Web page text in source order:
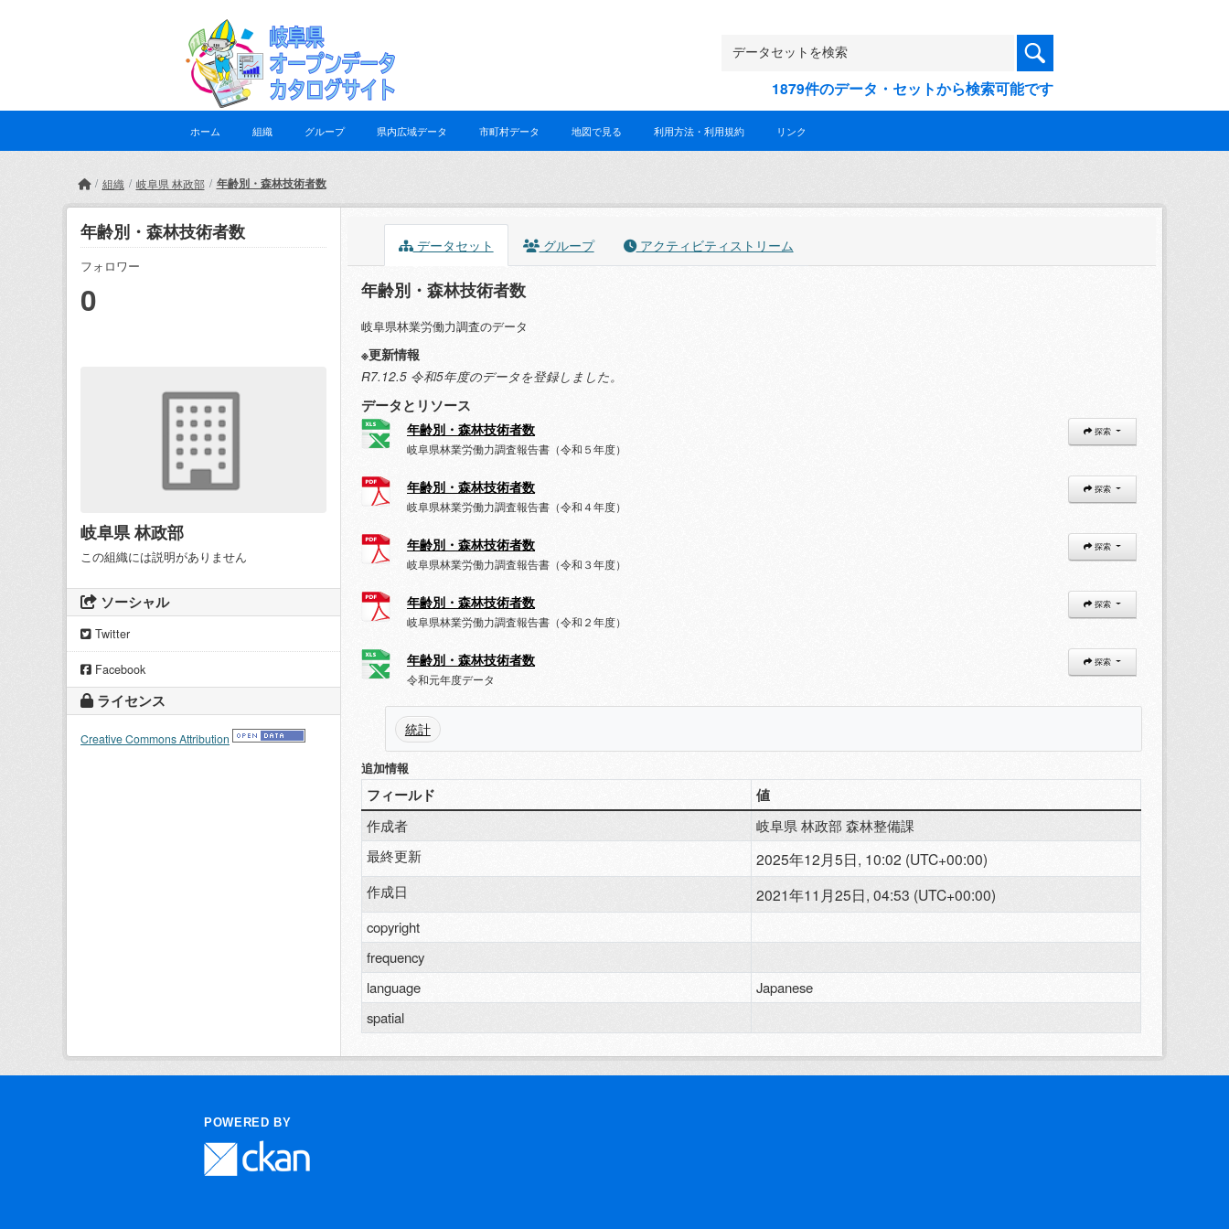
1879件のデータ・セットから検索可能です
ホーム 組織 グループ 県内広域データ 市町村データ 地図で見る 利用方法・利用規約 リンク
組織 岐阜県 林政部 年齢別・森林技術者数
年齢別・森林技術者数
フォロワー
0
岐阜県 林政部
この組織には説明がありません
ソーシャル
Twitter
Facebook
ライセンス
Creative Commons Attribution
データセット グループ アクティビティストリーム
年齢別・森林技術者数
岐阜県林業労働力調査のデータ
※更新情報
R7.12.5 令和5年度のデータを登録しました。
データとリソース
年齢別・森林技術者数
岐阜県林業労働力調査報告書（令和５年度）
探索
年齢別・森林技術者数
岐阜県林業労働力調査報告書（令和４年度）
探索
年齢別・森林技術者数
岐阜県林業労働力調査報告書（令和３年度）
探索
年齢別・森林技術者数
岐阜県林業労働力調査報告書（令和２年度）
探索
年齢別・森林技術者数
令和元年度データ
探索
統計
追加情報
フィールド 値
作成者
岐阜県 林政部 森林整備課
最終更新
2025年12月5日, 10:02 (UTC+00:00)
作成日 2021年11月25日, 04:53 (UTC+00:00)
copyright
frequency
language
Japanese
spatial
POWERED BY